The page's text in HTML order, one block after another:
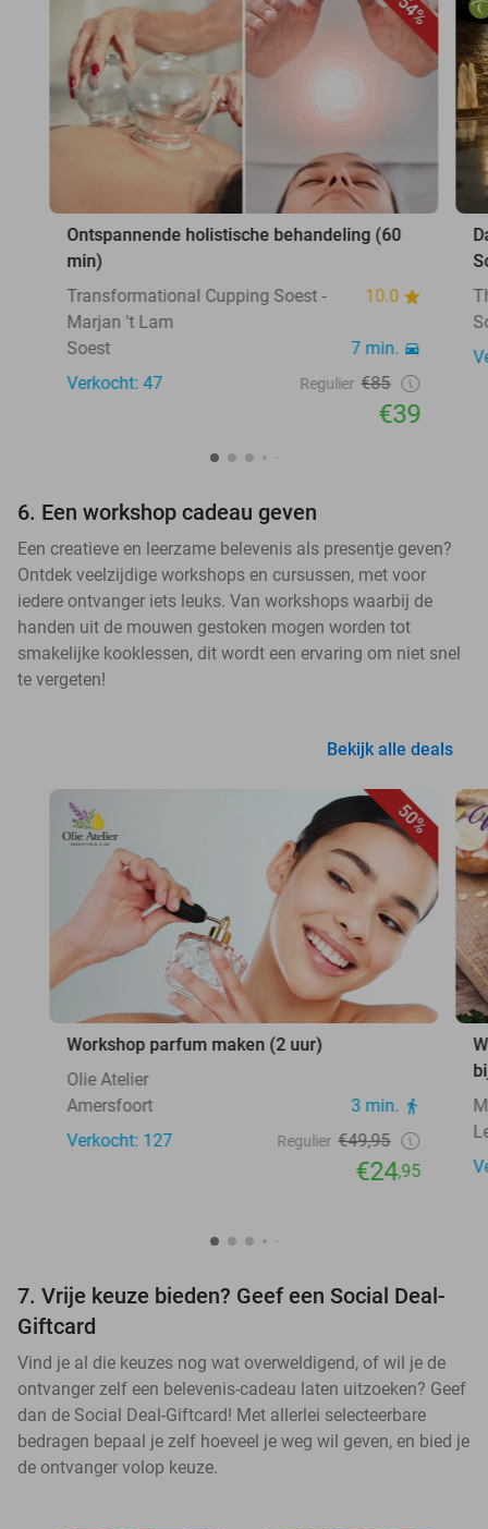
54%
Ontspannende holistische behandeling (60
min)
Transformational Cupping Soest -
Marjan 't Lam
10.0
Soest
7 min.
Verkocht: 47
Regulier €85
€39
6. Een workshop cadeau geven
Een creatieve en leerzame belevenis als presentje geven?
Ontdek veelzijdige workshops en cursussen, met voor
iedere ontvanger iets leuks. Van workshops waarbij de
handen uit de mouwen gestoken mogen worden tot
smakelijke kooklessen, dit wordt een ervaring om niet snel
te vergeten!
Bekijk alle deals
50%
Workshop parfum maken (2 uur)
Olie Atelier
Amersfoort
3 min.
Verkocht: 127
Regulier €49,95
€24,95
7. Vrije keuze bieden? Geef een Social Deal-
Giftcard
Vind je al die keuzes nog wat overweldigend, of wil je de
ontvanger zelf een belevenis-cadeau laten uitzoeken? Geef
dan de Social Deal-Giftcard! Met allerlei selecteerbare
bedragen bepaal je zelf hoeveel je weg wil geven, en bied je
de ontvanger volop keuze.